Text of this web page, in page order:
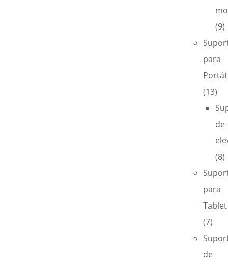
(9)
para
(13)
de
(8)
para
Tablet
(7)
de